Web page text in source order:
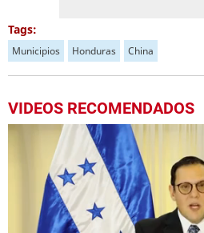
Tags:
Municipios Honduras China
VIDEOS RECOMENDADOS